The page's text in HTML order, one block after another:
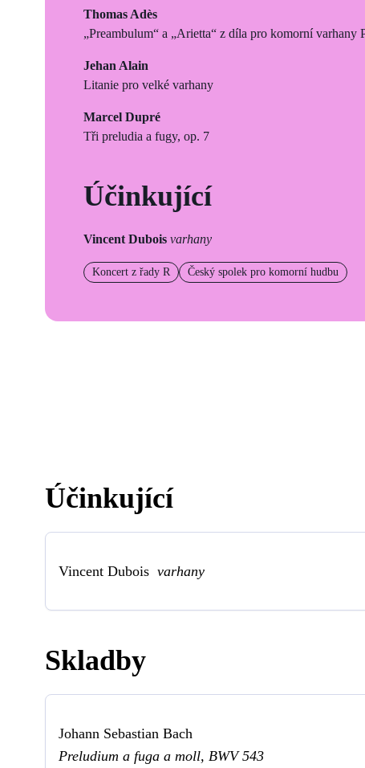
Thomas Adès
„Preambulum“ a „Arietta“ z díla pro komorní varhany
Jehan Alain
Litanie pro velké varhany
Marcel Dupré
Tři preludia a fugy, op. 7
Účinkující
Vincent Dubois varhany
Koncert z řady R Český spolek pro komorní hudbu
Účinkující
Vincent Dubois varhany
Skladby
Johann Sebastian Bach
Preludium a fuga a moll, BWV 543